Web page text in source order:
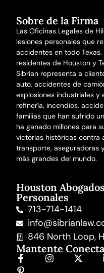
Sobre de la Firma
Las Oficinas Legales de
lesiones personales que
accidentes en todo
residentes de Houston y
Sibrian representa a
auto,accidentes de
explosiones industriales y
refinería, incendios,
familias que han sufrido
ha ganado millones para
victorias históricas contra
transporte, aseguradoras
más grandes del mundo.
Houston
Personales
713-714-1414
846 North Loop,
Mantente